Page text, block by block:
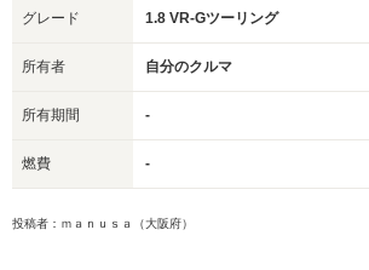
グレード 1.8 VR-Gツーリング
所有者 自分のクルマ
所有期間 -
燃費 -
投稿者：ｍａｎｕｓａ（大阪府）